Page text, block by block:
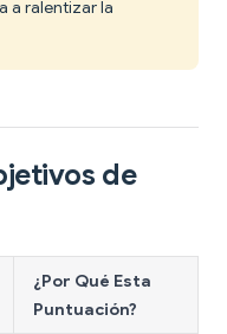
a ralentizar la
de
¿Por Qué Esta
Puntuación?